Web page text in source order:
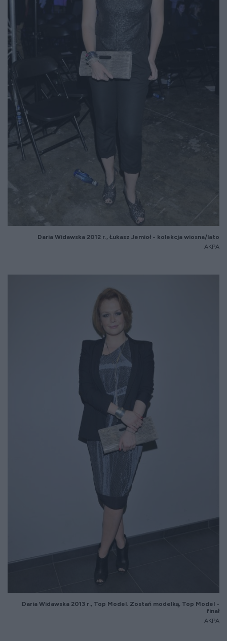
Daria Widawska 2012 r., Łukasz Jemioł - kolekcja wiosna/lato
AKPA
Daria Widawska 2013 r., Top Model. Zostań modelką, Top Model -
finał
AKPA